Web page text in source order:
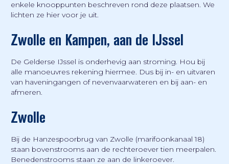
enkele knooppunten beschreven rond deze plaatsen. We
lichten ze hier voor je uit.
Zwolle en Kampen, aan de IJssel
De Gelderse IJssel is onderhevig aan stroming. Hou bij
alle manoeuvres rekening hiermee. Dus bij in- en uitvaren
van haveningangen of nevenvaarwateren en bij aan- en
afmeren.
Zwolle
Bij de Hanzespoorbrug van Zwolle (marifoonkanaal 18)
staan bovenstrooms aan de rechteroever tien meerpalen.
Benedenstrooms staan ze aan de linkeroever.